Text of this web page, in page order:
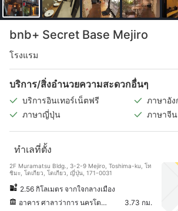
bnb+ Secret Base Mejiro
โรงแรม
บริการ/สิ่งอำนวยความสะดวกอื่นๆ
บริการอินเทอร์เน็ตฟรี
ภาษาอัง
ภาษาญี่ปุ่น
ภาษาจี
ทำเลที่ตั้ง
2F Muramatsu Bldg., 3-2-9 Mejiro, Toshima-ku, โท
ชิมะ, โตเกียว, โตเกียว, ญี่ปุ่น, 171-0031
2.56 กิโลเมตร จากใจกลางเมือง
อาคาร ศาลาว่าการ นครโตเกียว
3.73 กม.